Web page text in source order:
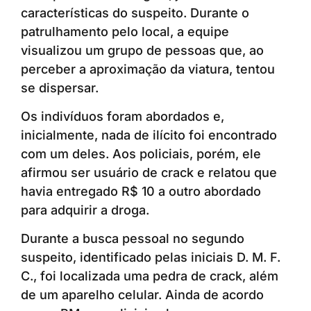
características do suspeito. Durante o
patrulhamento pelo local, a equipe
visualizou um grupo de pessoas que, ao
perceber a aproximação da viatura, tentou
se dispersar.
Os indivíduos foram abordados e,
inicialmente, nada de ilícito foi encontrado
com um deles. Aos policiais, porém, ele
afirmou ser usuário de crack e relatou que
havia entregado R$ 10 a outro abordado
para adquirir a droga.
Durante a busca pessoal no segundo
suspeito, identificado pelas iniciais D. M. F.
C., foi localizada uma pedra de crack, além
de um aparelho celular. Ainda de acordo